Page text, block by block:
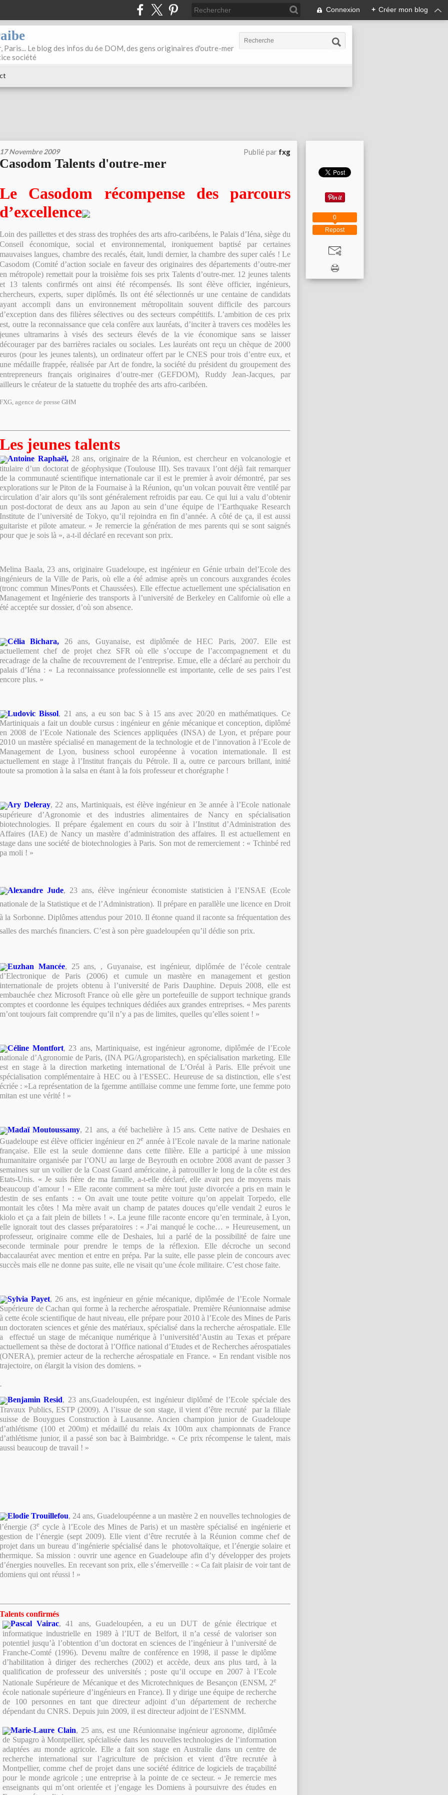
Connexion + Créer mon blog
Paris... Le blog des infos du 6e DOM, des gens originaires d'outre-mer
société
17 Novembre 2009 Publié par fxg
Casodom Talents d'outre-mer
Le Casodom récompense des parcours
d’excellence
Loin des paillettes et des strass des trophées des arts afro-caribéens, le Palais d’Iéna, siège du
Conseil économique, social et environnemental, ironiquement baptisé par certaines
mauvaises langues, chambre des recalés, était, lundi dernier, la chambre des super calés ! Le
Casodom (Comité d’action sociale en faveur des originaires des départements d’outre-mer
en métropole) remettait pour la troisième fois ses prix Talents d’outre-mer. 12 jeunes talents
et 13 talents confirmés ont ainsi été récompensés. Ils sont élève officier, ingénieurs,
chercheurs, experts, super diplômés. Ils ont été sélectionnés ur une centaine de candidats
ayant accompli dans un environnement métropolitain souvent difficile des parcours
d’exception dans des filières sélectives ou des secteurs compétitifs. L’ambition de ces prix
est, outre la reconnaissance que cela confère aux lauréats, d’inciter à travers ces modèles les
jeunes ultramarins à visés des secteurs élevés de la vie économique sans se laisser
décourager par des barrières raciales ou sociales. Les lauréats ont reçu un chèque de 2000
euros (pour les jeunes talents), un ordinateur offert par le CNES pour trois d’entre eux, et
une médaille frappée, réalisée par Art de fondre, la société du président du groupement des
entrepreneurs français originaires d’outre-mer (GEFDOM), Ruddy Jean-Jacques, par
ailleurs le créateur de la statuette du trophée des arts afro-caribéen.
FXG, agence de presse GHM
Les jeunes talents
Antoine Raphaël,28 ans, originaire de la Réunion, est chercheur en volcanologie et
titulaire d’un doctorat de géophysique (Toulouse III). Ses travaux l’ont déjà fait remarquer
de la communauté scientifique internationale car il est le premier à avoir démontré, par ses
explorations sur le Piton de la Fournaise à la Réunion, qu’un volcan pouvait être ventilé par
circulation d’air alors qu’ils sont généralement refroidis par eau. Ce qui lui a valu d’obtenir
un post-doctorat de deux ans au Japon au sein d’une équipe de l’Earthquake Research
Institute de l’université de Tokyo, qu’il rejoindra en fin d’année. A côté de ça, il est aussi
guitariste et pilote amateur. « Je remercie la génération de mes parents qui se sont saignés
pour que je sois là », a-t-il déclaré en recevant son prix.
Melina Baala, 23 ans, originaire Guadeloupe, est ingénieur en Génie urbain del’Ecole des
ingénieurs de la Ville de Paris, où elle a été admise après un concours auxgrandes écoles
(tronc commun Mines/Ponts et Chaussées). Elle effectue actuellement une spécialisation en
Management et Ingénierie des transports à l’université de Berkeley en Californie où elle a
été acceptée sur dossier, d’où son absence.
Célia Bichara, 26 ans, Guyanaise, est diplômée de HEC Paris, 2007. Elle est
actuellement chef de projet chez SFR où elle s’occupe de l’accompagnement et du
recadrage de la chaîne de recouvrement de l’entreprise. Emue, elle a déclaré au perchoir du
palais d’Iéna : « La reconnaissance professionnelle est importante, celle de ses pairs l’est
encore plus. »
Ludovic Bissol, 21 ans, a eu son bac S à 15 ans avec 20/20 en mathématiques. Ce
Martiniquais a fait un double cursus : ingénieur en génie mécanique et conception, diplômé
en 2008 de l’Ecole Nationale des Sciences appliquées (INSA) de Lyon, et prépare pour
2010 un mastère spécialisé en management de la technologie et de l’innovation à l’Ecole de
Management de Lyon, business school européenne à vocation internationale. Il est
actuellement en stage à l’Institut français du Pétrole. Il a, outre ce parcours brillant, initié
toute sa promotion à la salsa en étant à la fois professeur et chorégraphe !
Ary Deleray, 22 ans, Martiniquais, est élève ingénieur en 3e année à l’Ecole nationale
supérieure d’Agronomie et des industries alimentaires de Nancy en spécialisation
biotechnologies. Il prépare également en cours du soir à l’Institut d’Administration des
Affaires (IAE) de Nancy un mastère d’administration des affaires. Il est actuellement en
stage dans une société de biotechnologies à Paris. Son mot de remerciement : « Tchinbé red
pa moli ! »
Alexandre Jude, 23 ans, élève ingénieur économiste statisticien à l’ENSAE (Ecole
nationale de la Statistique et de l’Administration). Il prépare en parallèle une licence en Droit
à la Sorbonne. Diplômes attendus pour 2010. Il étonne quand il raconte sa fréquentation des
salles des marchés financiers. C’est à son père guadeloupéen qu’il dédie son prix.
Euzhan Mancée, 25 ans, , Guyanaise, est ingénieur, diplômée de l’école centrale
d’Electronique de Paris (2006) et cumule un mastère en management et gestion
internationale de projets obtenu à l’université de Paris Dauphine. Depuis 2008, elle est
embauchée chez Microsoft France où elle gère un portefeuille de support technique grands
comptes et coordonne les équipes techniques dédiées aux grandes entreprises. « Mes parents
m’ont toujours fait comprendre qu’il n’y a pas de limites, quelles qu’elles soient ! »
Céline Montfort, 23 ans, Martiniquaise, est ingénieur agronome, diplômée de l’Ecole
nationale d’Agronomie de Paris, (INA PG/Agroparistech), en spécialisation marketing. Elle
est en stage à la direction marketing international de L’Oréal à Paris. Elle prévoit une
spécialisation complémentaire à HEC ou à l’ESSEC. Heureuse de sa distinction, elle s’est
écriée : »La représentation de la fgemme antillaise comme une femme forte, une femme poto
mitan est une vérité ! »
Madaï Moutoussamy, 21 ans, a été bachelière à 15 ans. Cette native de Deshaies en
Guadeloupe est élève officier ingénieur en 2e année à l’Ecole navale de la marine nationale
française. Elle est la seule domienne dans cette filière. Elle a participé à une mission
humanitaire organisée par l’ONU au large de Beyrouth en octobre 2008 avant de passer 3
semaines sur un voilier de la Coast Guard américaine, à patrouiller le long de la côte est des
Etats-Unis. « Je suis fière de ma famille, a-t-elle déclaré, elle avait peu de moyens mais
beaucoup d’amour ! » Elle raconte comment sa mère tout juste divorcée a pris en main le
destin de ses enfants : « On avait une toute petite voiture qu’on appelait Torpedo, elle
montait les côtes ! Ma mère avait un champ de patates douces qu’elle vendait 2 euros le
kiolo et ça a fait plein de billets ! ». La jeune fille raconte encore qu’en terminale, à Lyon,
elle ignorait tout des classes préparatoires : « J’ai manqué le coche… » Heureusement, un
professeur, originaire comme elle de Deshaies, lui a parlé de la possibilité de faire une
seconde terminale pour prendre le temps de la réflexion. Elle décroche un second
baccalauréat avec mention et entre en prépa. Par la suite, elle passe plein de concours avec
succès mais elle ne donne pas suite, elle ne visait qu’une école militaire. C’est chose faite.
Sylvia Payet, 26 ans, est ingénieur en génie mécanique, diplômée de l’Ecole Normale
Supérieure de Cachan qui forme à la recherche aérospatiale. Première Réunionnaise admise
à cette école scientifique de haut niveau, elle prépare pour 2010 à l’Ecole des Mines de Paris
un doctoraten sciences et génie des matériaux, spécialisé dans la recherche aérospatiale. Elle
a effectué un stage de mécanique numérique à l’universitéd’Austin au Texas et prépare
actuellement sa thèse de doctorat à l’Office national d’Etudes et de Recherches aérospatiales
(ONERA), premier acteur de la recherche aérospatiale en France. « En rendant visible nos
trajectoire, on élargit la vision des domiens. »
Benjamin Resid, 23 ans,Guadeloupéen, est ingénieur diplômé de l’Ecole spéciale des
Travaux Publics, ESTP (2009). A l’issue de son stage, il vient d’être recruté par la filiale
suisse de Bouygues Construction à Lausanne. Ancien champion junior de Guadeloupe
d’athlétisme (100 et 200m) et médaillé du relais 4x 100m aux championnats de France
d’athlétisme junior, il a passé son bac à Baimbridge. « Ce prix récompense le talent, mais
aussi beaucoup de travail ! »
Elodie Trouillefou, 24 ans, Guadeloupéenne a un mastère 2 en nouvelles technologies de
l’énergie (3ecycle à l’Ecole des Mines de Paris) et un mastère spécialisé en ingénierie et
gestion de l’énergie (sept 2009). Elle vient d’être recrutée à la Réunion comme chef de
projet dans un bureau d’ingénierie spécialisé dans le photovoltaïque, et l’énergie solaire et
thermique. Sa mission : ouvrir une agence en Guadeloupe afin d’y développer des projets
d’énergies nouvelles. En recevant son prix, elle s’émerveille : « Ca fait plaisir de voir tant de
domiens qui ont réussi ! »
Talents confirmés
Pascal Vairac, 41 ans, Guadeloupéen, a eu un DUT de génie électrique et
informatique industrielle en 1989 à l’IUT de Belfort, il n’a cessé de valoriser son
potentiel jusqu’à l’obtention d’un doctorat en sciences de l’ingénieur à l’université de
Franche-Comté (1996). Devenu maître de conférence en 1998, il passe le diplôme
d’habilitation à diriger des recherches (2002) et accède, deux ans plus tard, à la
qualification de professeur des universités ; poste qu’il occupe en 2007 à l’Ecole
Nationale Supérieure de Mécanique et des Microtechniques de Besançon (ENSM, 2e
école nationale supérieure d’ingénieurs en France). Il y dirige une équipe de recherche
de 100 personnes en tant que directeur adjoint d’un département de recherche
dépendant du CNRS. Depuis juin 2009, il est directeur adjoint de l’ESNMM.
Marie-Laure Clain, 25 ans, est une Réunionnaise ingénieur agronome, diplômée
de Supagro à Montpellier, spécialisée dans les nouvelles technologies de l’information
adaptées au monde agricole. Elle a fait son stage en Australie dans un centre de
recherche international sur l’agriculture de précision et vient d’être recrutée à
Montpellier, comme chef de projet dans une société éditrice de logiciels de traçabilité
pour le monde agricole ; une entreprise à la pointe de ce secteur. « Je remercie mes
enseignants qui m’ont orientée et j’engage les Domiens à poursuivre des études en
Repost
0